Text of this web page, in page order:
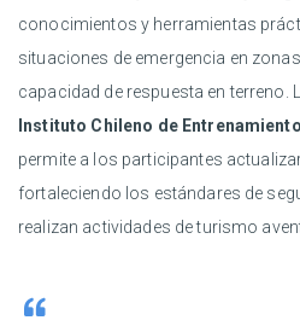
conocimientos y herramientas
situaciones de emergencia en
capacidad de respuesta en terreno.
Instituto Chileno de
permite a los participantes
fortaleciendo los estándares de
realizan actividades de turismo